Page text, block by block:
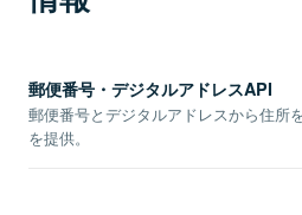
郵便番号・デジタルアドレスAPI
郵便番号とデジタルアドレスから住所
を提供。